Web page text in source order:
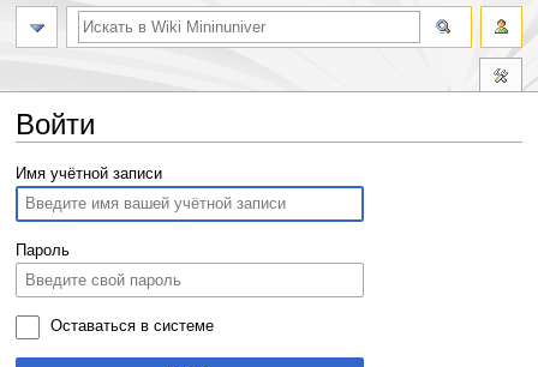
Войти
Перейти
навигации
Перейти
поиску
Имя учётной записи
Пароль
Оставаться в системе